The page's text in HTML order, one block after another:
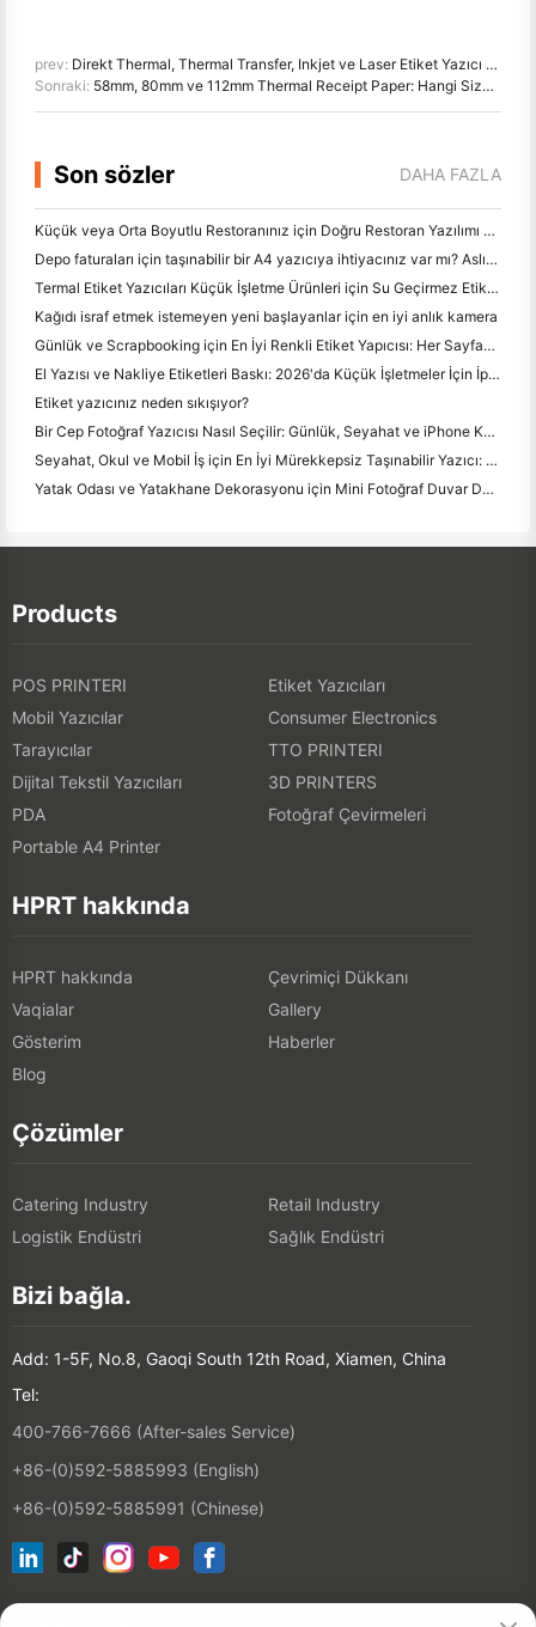
prev: Direkt Thermal, Thermal Transfer, Inkjet ve Laser Etiket Yazıcı - Hangi seçilecek?
Sonraki: 58mm, 80mm ve 112mm Thermal Receipt Paper: Hangi Size Doğru?
Son sözler DAHA FAZLA
Küçük veya Orta Boyutlu Restoranınız için Doğru Restoran Yazılımı Nasıl Seçilir
Depo faturaları için taşınabilir bir A4 yazıcıya ihtiyacınız var mı? Aslında ne çalışır
Termal Etiket Yazıcıları Küçük İşletme Ürünleri için Su Geçirmez Etiketler Yapabilir mi?
Kağıdı israf etmek istemeyen yeni başlayanlar için en iyi anlık kamera
Günlük ve Scrapbooking için En İyi Renkli Etiket Yapıcısı: Her Sayfaya Daha Fazla Renk Ekle
El Yazısı ve Nakliye Etiketleri Baskı: 2026'da Küçük İşletmeler İçin İpuçları
Etiket yazıcınız neden sıkışıyor?
Bir Cep Fotoğraf Yazıcısı Nasıl Seçilir: Günlük, Seyahat ve iPhone Kullanıcıları için Tam Bir Kılavuz
Seyahat, Okul ve Mobil İş için En İyi Mürekkepsiz Taşınabilir Yazıcı: Hanin MT620 Pro İnceleme
Yatak Odası ve Yatakhane Dekorasyonu için Mini Fotoğraf Duvar Düzenleme Fikirleri ve İpuçları
Products
POS PRINTERI
Etiket Yazıcıları
Mobil Yazıcılar
Consumer Electronics
Tarayıcılar
TTO PRINTERI
Dijital Tekstil Yazıcıları
3D PRINTERS
PDA
Fotoğraf Çevirmeleri
Portable A4 Printer
HPRT hakkında
HPRT hakkında
Çevrimiçi Dükkanı
Vaqialar
Gallery
Gösterim
Haberler
Blog
Çözümler
Catering Industry
Retail Industry
Logistik Endüstri
Sağlık Endüstri
Bizi bağla.
Add: 1-5F, No.8, Gaoqi South 12th Road, Xiamen, China
Tel:
400-766-7666 (After-sales Service)
+86-(0)592-5885993 (English)
+86-(0)592-5885991 (Chinese)